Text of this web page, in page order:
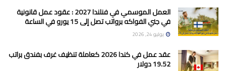
العمل الموسمي في فنلندا 2027 : عقود عمل قانونية
في جني الفواكه برواتب تصل إلى 15 يورو في الساعة
يوليو 24, 2026
عقد عمل في كندا 2026 كعاملة تنظيف غرف بفندق براتب
19.52 دولار